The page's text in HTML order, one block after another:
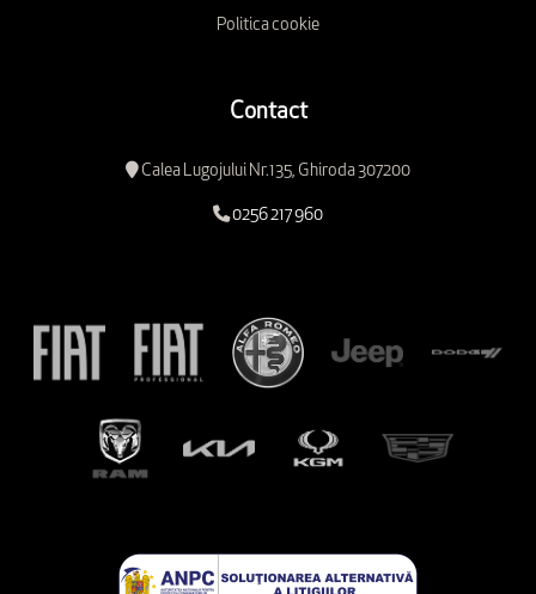
Politica cookie
Contact
Calea Lugojului Nr.135, Ghiroda 307200
0256 217 960